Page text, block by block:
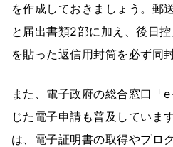
を作成しておきましょう。郵
と届出書類2部に加え、後日
を貼った返信用封筒を必ず同
また、電子政府の総合窓口「
じた電子申請も普及していま
は、電子証明書の取得やプロ